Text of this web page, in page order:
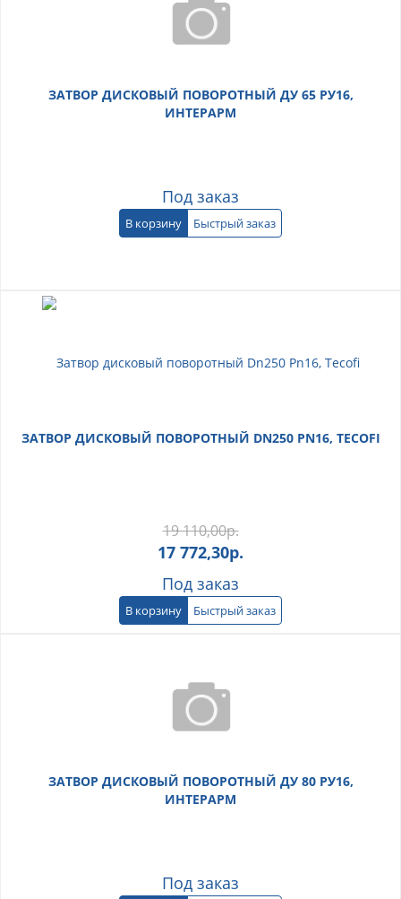
ЗАТВОР ДИСКОВЫЙ ПОВОРОТНЫЙ ДУ 65 РУ16,
ИНТЕРАРМ
Под заказ
В корзину Быстрый заказ
ЗАТВОР ДИСКОВЫЙ ПОВОРОТНЫЙ DN250 PN16, TECOFI
19 110,00р.
17 772,30р.
Под заказ
В корзину Быстрый заказ
ЗАТВОР ДИСКОВЫЙ ПОВОРОТНЫЙ ДУ 80 РУ16,
ИНТЕРАРМ
Под заказ